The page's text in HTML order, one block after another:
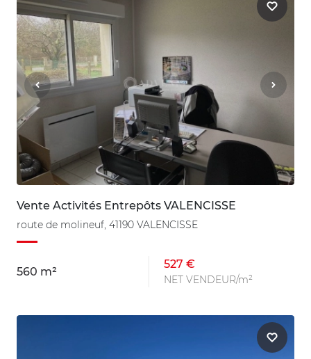
Vente Activités Entrepôts VALENCISSE
route de molineuf, 41190 VALENCISSE
560 m²
527 €
NET VENDEUR/m²